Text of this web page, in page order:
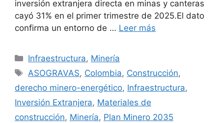
inversión extranjera directa en minas y canteras
cayó 31% en el primer trimestre de 2025.El dato
confirma un entorno de … Leer más
Categorías
Infraestructura, Minería
Etiquetas
ASOGRAVAS, Colombia, Construcción,
derecho minero-energético, Infraestructura,
Inversión Extranjera, Materiales de
construcción, Minería, Plan Minero 2035